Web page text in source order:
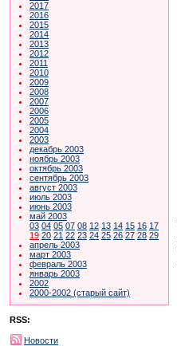
2017
2016
2015
2014
2013
2012
2011
2010
2009
2008
2007
2006
2005
2004
2003
декабрь 2003
ноябрь 2003
октябрь 2003
сентябрь 2003
август 2003
июль 2003
июнь 2003
май 2003
03 04 05 07 08 12 13 14 15 16 17
19 20 21 22 23 24 25 26 27 28 29
апрель 2003
март 2003
февраль 2003
январь 2003
2002
2000-2002 (старый сайт)
RSS:
Новости